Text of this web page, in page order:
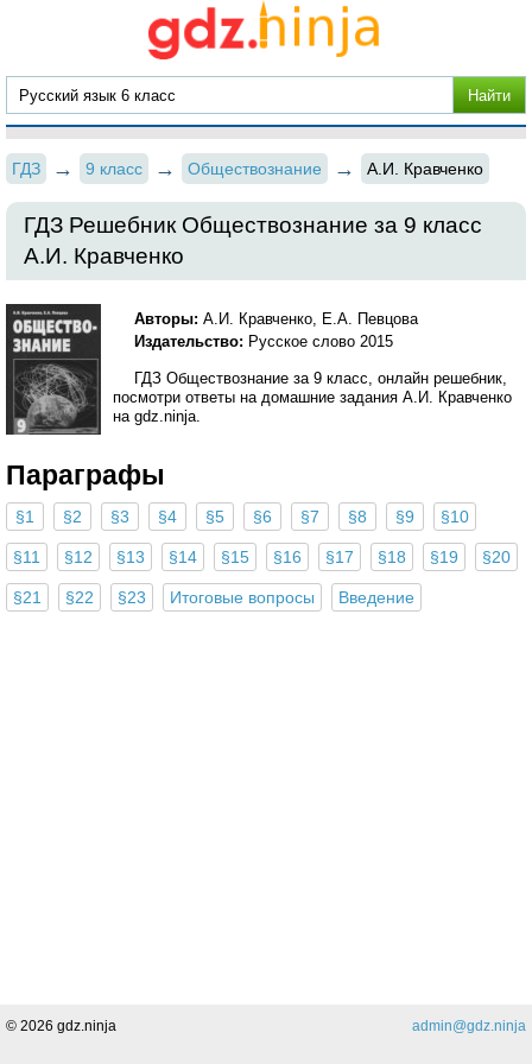
ГДЗ 9 класс Обществознание А.И. Кравченко
ГДЗ Решебник Обществознание за 9 класс
А.И. Кравченко
Авторы: А.И. Кравченко, Е.А. Певцова
Издательство: Русское слово 2015
ГДЗ Обществознание за 9 класс, онлайн решебник,
посмотри ответы на домашние задания А.И. Кравченко
на gdz.ninja.
Параграфы
§1 §2 §3 §4 §5 §6 §7 §8 §9 §10
§11 §12 §13 §14 §15 §16 §17 §18 §19 §20
§21 §22 §23 Итоговые вопросы Введение
© 2026 gdz.ninja admin@gdz.ninja